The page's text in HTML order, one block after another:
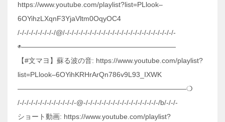
https://www.youtube.com/playlist?list=PLlook–
6OYihzLXqnF3YjaVltm0OqyOC4
/-/-/-/-/-/-/-/-/@/-/-/-/-/-/-/-/-/-/-/-/-/-/-/-/-/-/-/-/-/-/-/-/-/-
◉——————————————————————
【#文マヨ】蘇る波の音: https://www.youtube.com/playlist?
list=PLlook–6OYihKRHrArQn786v9L93_IXWK
————————————————————————❍
/-/-/-/-/-/-/-/-/-/-/-/-/-@-/-/-/-/-/-/-/-/-/-/-/-/-/-/-/-/-/b/-/-/-
ショート動画: https://www.youtube.com/playlist?